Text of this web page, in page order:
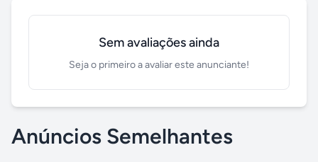
Sem avaliações ainda
Seja o primeiro a avaliar este anunciante!
Anúncios Semelhantes